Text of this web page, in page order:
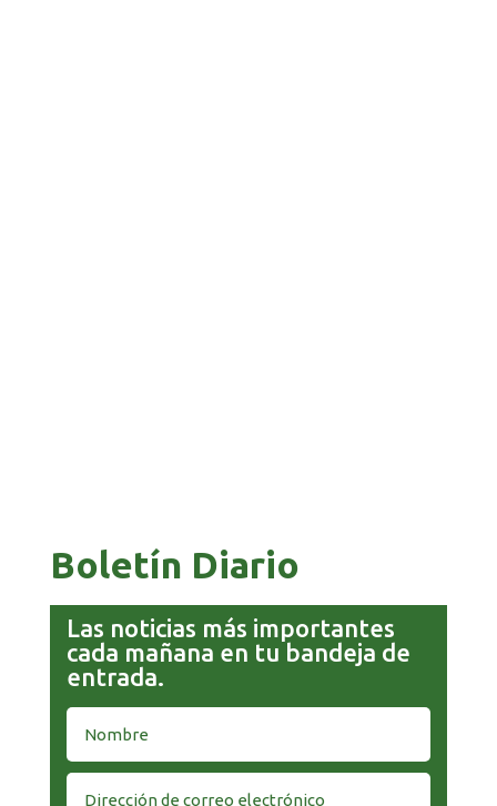
Boletín Diario
Las noticias más importantes
cada mañana en tu bandeja de
entrada.